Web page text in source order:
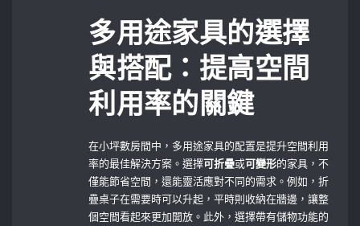
多用途家具的選擇
與搭配：提高空間
利用率的關鍵
在小坪數房間中，多用途家具的配置是提升空間利用
率的最佳解決方案。選擇可折疊或可變形的家具，不
僅能節省空間，還能靈活應對不同的需求。例如，折
疊桌子在需要時可以升起，平時則收納在牆邊，讓整
個空間看起來更加開放。此外，選擇帶有儲物功能的